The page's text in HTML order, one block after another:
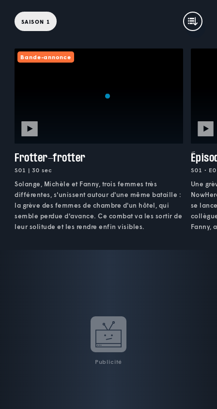
SAISON 1
Bande-annonce
Frotter-frotter
S01 | 30 sec
Solange, Michèle et Fanny, trois femmes très
différentes, s'unissent autour d'une même bataille :
la grève des femmes de chambre d'un hôtel, qui
semble perdue d'avance. Ce combat va les sortir de
leur solitude et les rendre enfin visibles.
S01 •
Une
se
Fanny,
Publicité